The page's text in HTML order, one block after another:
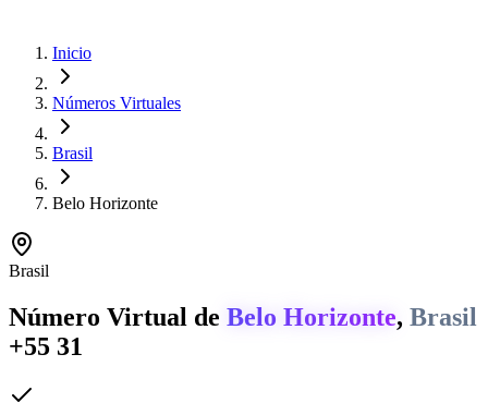
Inicio
Números Virtuales
Brasil
Belo Horizonte
Brasil
Número Virtual de Belo Horizonte, Brasil
+55 31